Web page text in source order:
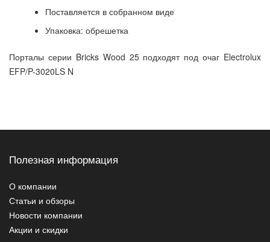
Поставляется в собранном виде
Упаковка: обрешетка
Порталы серии Bricks Wood 25 подходят под очаг Electrolux
EFP/P-3020LS N
Полезная информация
О компании
Статьи и обзоры
Новости компании
Акции и скидки